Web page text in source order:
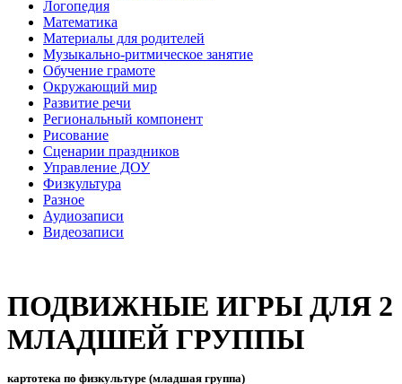
Логопедия
Математика
Материалы для родителей
Музыкально-ритмическое занятие
Обучение грамоте
Окружающий мир
Развитие речи
Региональный компонент
Рисование
Сценарии праздников
Управление ДОУ
Физкультура
Разное
Аудиозаписи
Видеозаписи
ПОДВИЖНЫЕ ИГРЫ ДЛЯ 2
МЛАДШЕЙ ГРУППЫ
картотека по физкультуре (младшая группа)